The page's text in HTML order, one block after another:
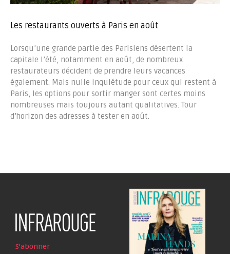
Les restaurants ouverts à Paris en août
Lorsqu’une grande partie des Parisiens désertent la
capitale l’été, notamment en août, de nombreux
restaurateurs décident de prendre leurs vacances
également. Mais nulle inquiétude pour ceux qui restent à
Paris, les options pour sortir manger sont certes moins
nombreuses mais toujours autant qualitatives. Tour
d’horizon des adresses à tester en août.
S'abonner